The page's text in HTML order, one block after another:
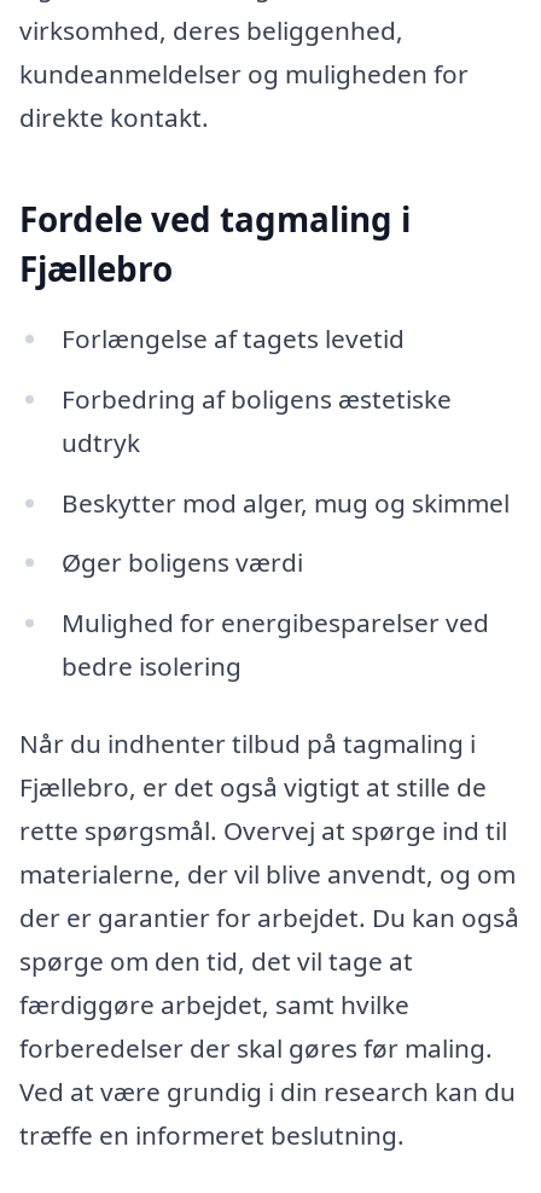
virksomhed, deres beliggenhed,
kundeanmeldelser og muligheden for
direkte kontakt.
Fordele ved tagmaling i
Fjællebro
Forlængelse af tagets levetid
Forbedring af boligens æstetiske
udtryk
Beskytter mod alger, mug og skimmel
Øger boligens værdi
Mulighed for energibesparelser ved
bedre isolering
Når du indhenter tilbud på tagmaling i
Fjællebro, er det også vigtigt at stille de
rette spørgsmål. Overvej at spørge ind til
materialerne, der vil blive anvendt, og om
der er garantier for arbejdet. Du kan også
spørge om den tid, det vil tage at
færdiggøre arbejdet, samt hvilke
forberedelser der skal gøres før maling.
Ved at være grundig i din research kan du
træffe en informeret beslutning.